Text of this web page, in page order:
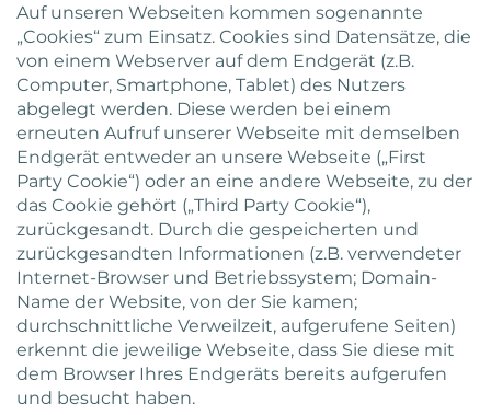
Auf unseren Webseiten kommen sogenannte
„Cookies“ zum Einsatz. Cookies sind Datensätze, die
von einem Webserver auf dem Endgerät (z.B.
Computer, Smartphone, Tablet) des Nutzers
abgelegt werden. Diese werden bei einem
erneuten Aufruf unserer Webseite mit demselben
Endgerät entweder an unsere Webseite („First
Party Cookie“) oder an eine andere Webseite, zu der
das Cookie gehört („Third Party Cookie“),
zurückgesandt. Durch die gespeicherten und
zurückgesandten Informationen (z.B. verwendeter
Internet-Browser und Betriebssystem; Domain-
Name der Website, von der Sie kamen;
durchschnittliche Verweilzeit, aufgerufene Seiten)
erkennt die jeweilige Webseite, dass Sie diese mit
dem Browser Ihres Endgeräts bereits aufgerufen
und besucht haben.